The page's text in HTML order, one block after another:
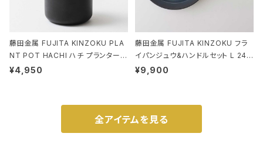
藤田金属 FUJITA KINZOKU PLA
NT POT HACHI ハチ プランターポ
ット 3号 ブラック
¥4,950
藤田金属 FUJITA KINZOKU フラ
イパンジュウ&ハンドルセット L 24c
m ガス火・IH対応 鉄フライパン ウォ
¥9,900
全アイテムを見る